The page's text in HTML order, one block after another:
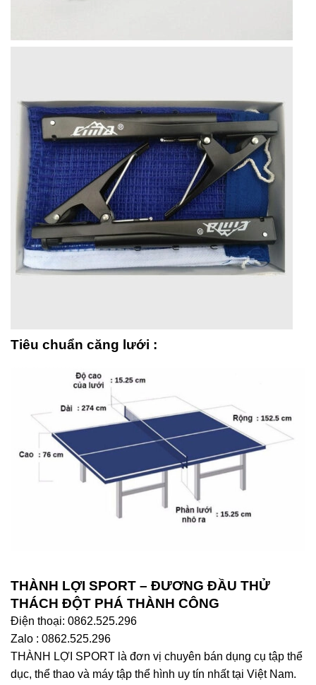
Tiêu chuẩn căng lưới :
THÀNH LỢI SPORT – ĐƯƠNG ĐẦU THỬ
THÁCH ĐỘT PHÁ THÀNH CÔNG
Điện thoại: 0862.525.296
Zalo : 0862.525.296
THÀNH LỢI SPORT là đơn vị chuyên bán dụng cụ tập thể
dục, thể thao và máy tập thể hình uy tín nhất tại Việt Nam.